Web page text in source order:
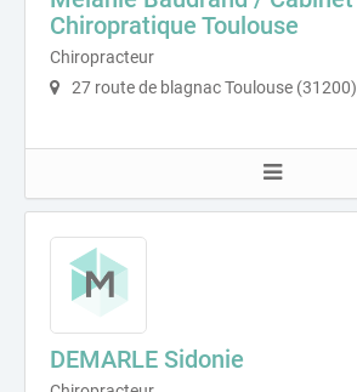
Chiropratique Toulouse
Chiropracteur
27 route de blagnac Toulouse (31200)
DEMARLE Sidonie